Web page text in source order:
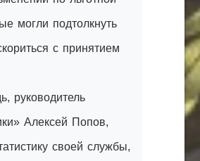
могли подтолкнуть
с принятием
руководитель
Алексей Попов,
своей службы,